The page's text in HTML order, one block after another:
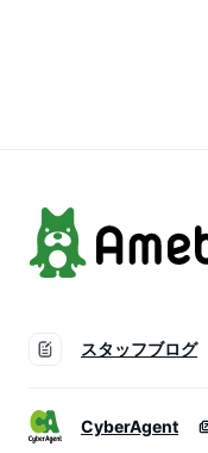
スタッフブログ
CyberAgent